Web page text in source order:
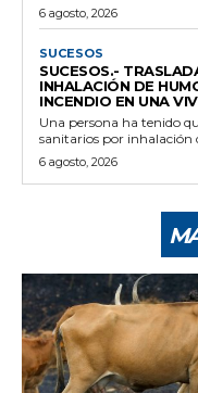
6 agosto, 2026
SUCESOS
SUCESOS.-
INHALACIÓN DE
INCENDIO EN UNA
Una persona ha tenido
sanitarios por inhalación
6 agosto, 2026